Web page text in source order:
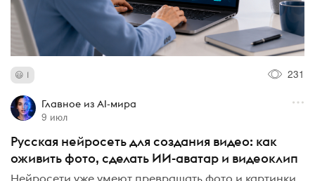
1 231
Главное из AI-мира
9 июл
Русская нейросеть для создания видео: как
оживить фото, сделать ИИ-аватар и видеоклип